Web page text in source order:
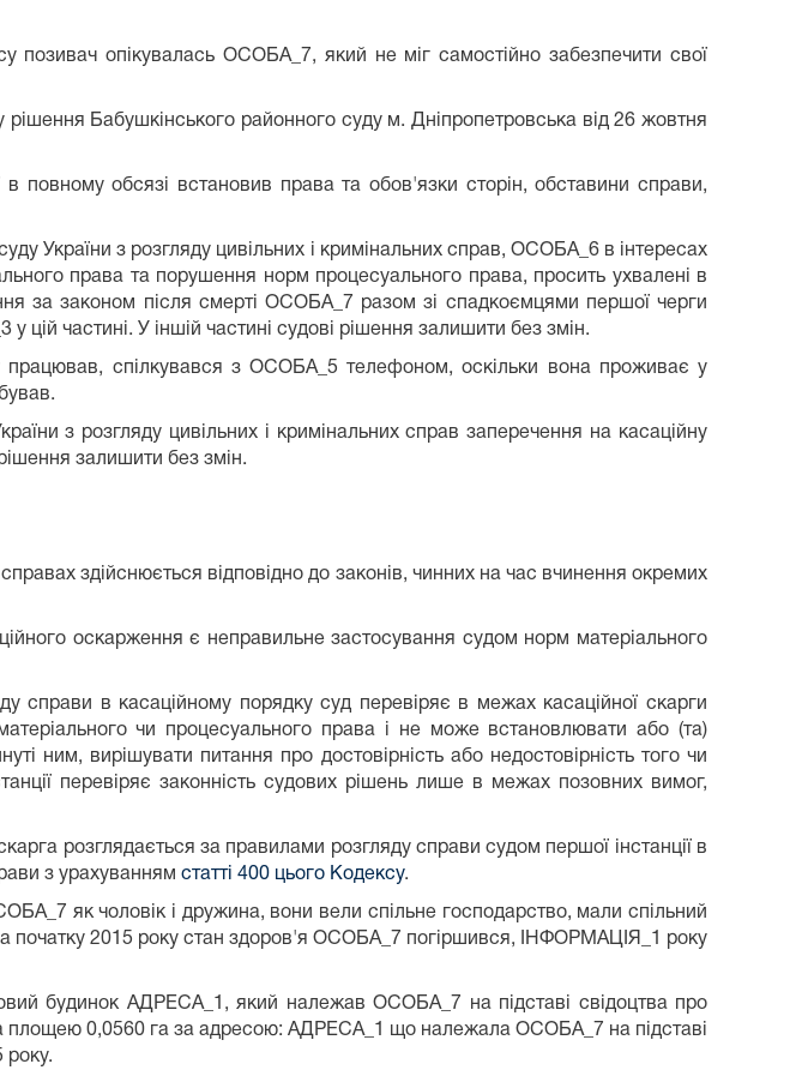
позивач опікувалась ОСОБА_7, який не міг самостійно забезпечити свої
рішення Бабушкінського районного суду м. Дніпропетровська від 26 жовтня
в повному обсязі встановив права та обов'язки сторін, обставини справи,
України з розгляду цивільних і кримінальних справ, ОСОБА_6 в інтересах
права та порушення норм процесуального права, просить ухвалені в
за законом після смерті ОСОБА_7 разом зі спадкоємцями першої черги
частині. У іншій частині судові рішення залишити без змін.
спілкувався з ОСОБА_5 телефоном, оскільки вона проживає у
з розгляду цивільних і кримінальних справ заперечення на касаційну
залишити без змін.
здійснюється відповідно до законів, чинних на час вчинення окремих
оскарження є неправильне застосування судом норм матеріального
справи в касаційному порядку суд перевіряє в межах касаційної скарги
чи процесуального права і не може встановлювати або (та)
ним, вирішувати питання про достовірність або недостовірність того чи
перевіряє законність судових рішень лише в межах позовних вимог,
скарга розглядається за правилами розгляду справи судом першої інстанції в
з урахуванням статті 400 цього Кодексу.
як чоловік і дружина, вони вели спільне господарство, мали спільний
початку 2015 року стан здоров'я ОСОБА_7 погіршився, ІНФОРМАЦІЯ_1 року
будинок АДРЕСА_1, який належав ОСОБА_7 на підставі свідоцтва про
площею 0,0560 га за адресою: АДРЕСА_1 що належала ОСОБА_7 на підставі
року.